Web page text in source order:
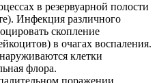
в резервуарной полости
Инфекция различного
скопление
в очагах воспаления.
клетки
флора.
поражении